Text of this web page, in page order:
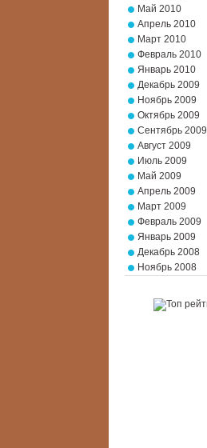
Май 2010
Апрель 2010
Март 2010
Февраль 2010
Январь 2010
Декабрь 2009
Ноябрь 2009
Октябрь 2009
Сентябрь 2009
Август 2009
Июль 2009
Май 2009
Апрель 2009
Март 2009
Февраль 2009
Январь 2009
Декабрь 2008
Ноябрь 2008